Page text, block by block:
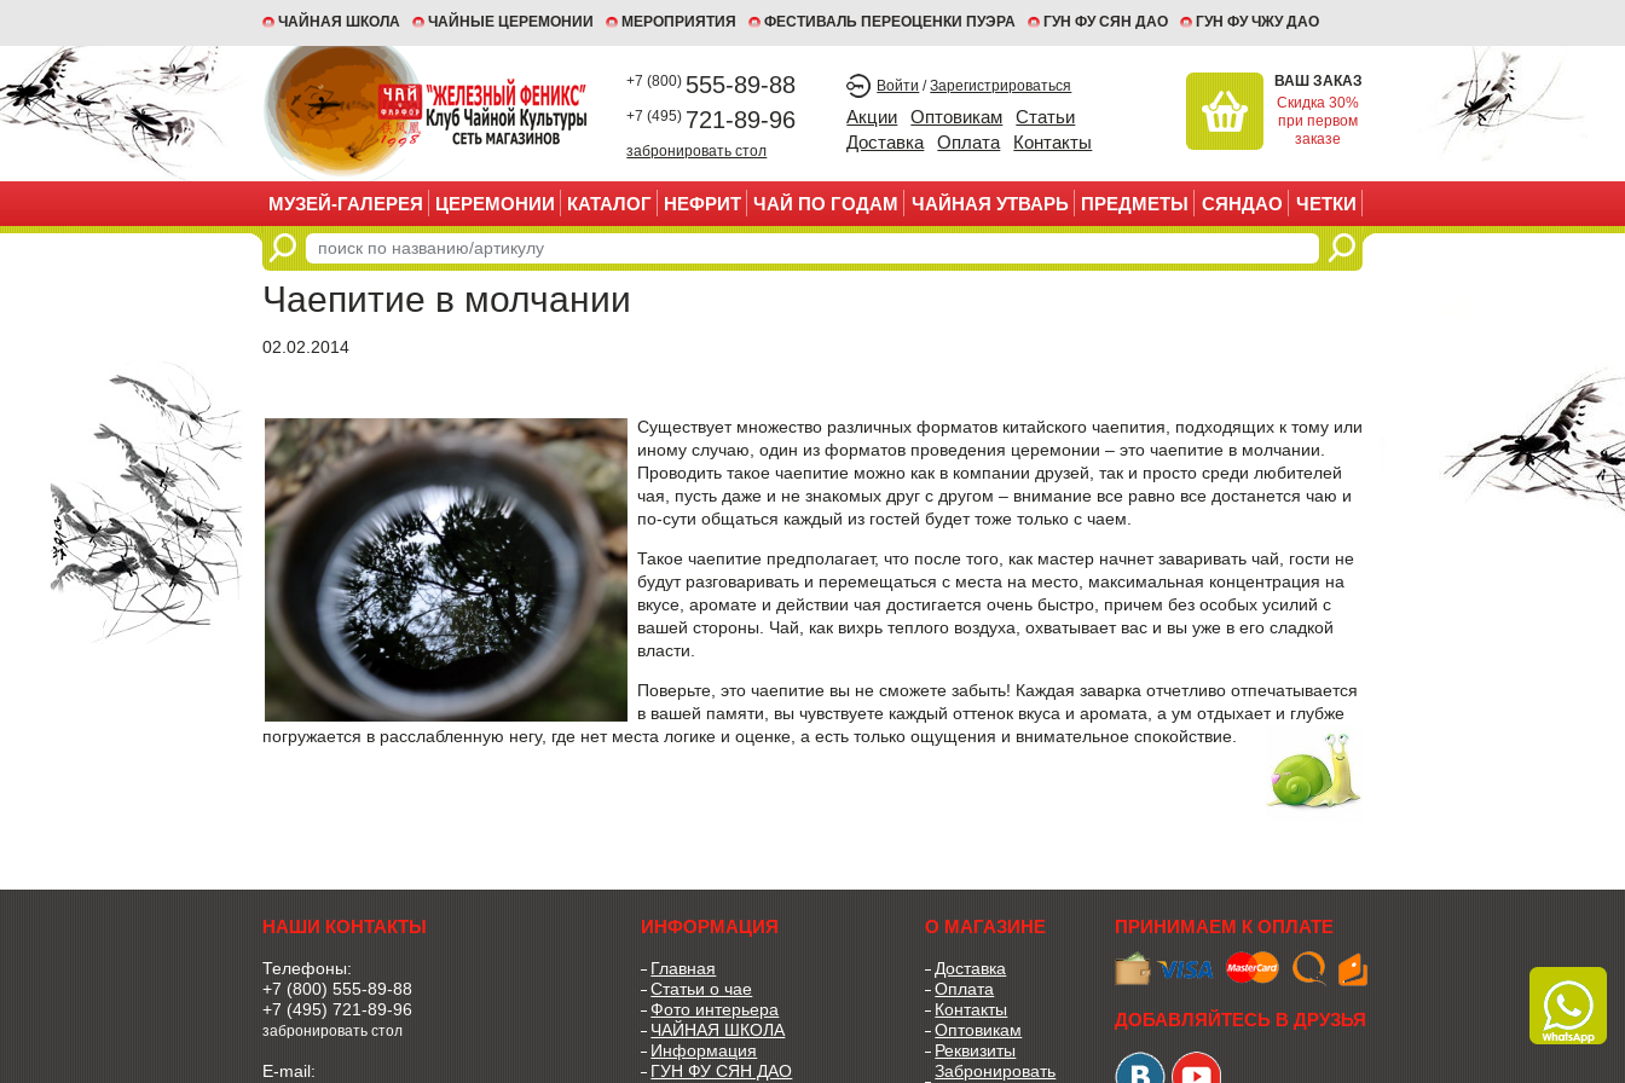
ЧАЙНАЯ ШКОЛА ЧАЙНЫЕ ЦЕРЕМОНИИ МЕРОПРИЯТИЯ ФЕСТИВАЛЬ ПЕРЕОЦЕНКИ ПУЭРА ГУН ФУ СЯН ДАО ГУН ФУ ЧЖУ ДАО
+7 (800) 555-89-88
+7 (495) 721-89-96
забронировать стол
Войти /Зарегистрироваться
Акции Оптовикам
Статьи
Доставка
Оплата Контакты
ВАШ ЗАКАЗ
Скидка 30%
при первом
заказе
МУЗЕЙ-ГАЛЕРЕЯ ЦЕРЕМОНИИ КАТАЛОГ НЕФРИТ ЧАЙ ПО ГОДАМ ЧАЙНАЯ УТВАРЬ ПРЕДМЕТЫ СЯНДАО ЧЕТКИ
Чаепитие в молчании
02.02.2014
Существует множество различных форматов китайского чаепития , подходящих к тому или
иному случаю, один из форматов проведения церемонии – это чаепитие в молчании.
Проводить такое чаепитие можно как в компании друзей, так и просто среди любителей
чая, пусть даже и не знакомых друг с другом – внимание все равно все достанется чаю и
по-сути общаться каждый из гостей будет тоже только с чаем.
Такое чаепитие предполагает, что после того, как мастер начнет заваривать чай, гости не
будут разговаривать и перемещаться с места на место, максимальная концентрация на
вкусе, аромате и действии чая достигается очень быстро, причем без особых усилий с
вашей стороны. Чай, как вихрь теплого воздуха, охватывает вас и вы уже в его сладкой
власти.
Поверьте, это чаепитие вы не сможете забыть! Каждая заварка отчетливо отпечатывается
в вашей памяти, вы чувствуете каждый оттенок вкуса и аромата, а ум отдыхает и глубже
погружается в расслабленную негу, где нет места логике и оценке, а есть только ощущения и внимательное спокойствие.
НАШИ КОНТАКТЫ
Телефоны:
+7 (800) 555-89-88
+7 (495) 721-89-96
забронировать стол
E-mail:
ИНФОРМАЦИЯ
Главная
Статьи о чае
Фото интерьера
ЧАЙНАЯ ШКОЛА
Информация
ГУН ФУ СЯН ДАО
О МАГАЗИНЕ
Доставка
Оплата
Контакты
Оптовикам
Реквизиты
Забронировать
ПРИНИМАЕМ К ОПЛАТЕ
ДОБАВЛЯЙТЕСЬ В ДРУЗЬЯ